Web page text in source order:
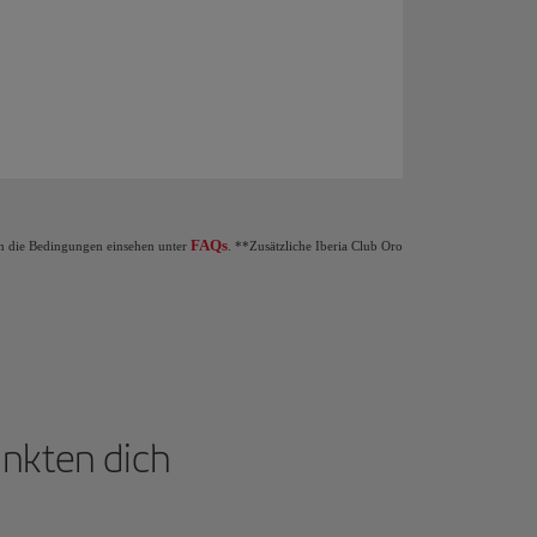
die Bedingungen einsehen unter FAQs . **Zusätzliche Iberia Club Oro
dich